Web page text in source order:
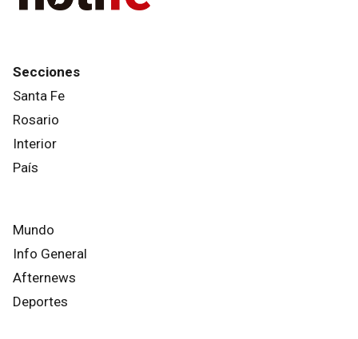
Secciones
Santa Fe
Rosario
Interior
País
Mundo
Info General
Afternews
Deportes